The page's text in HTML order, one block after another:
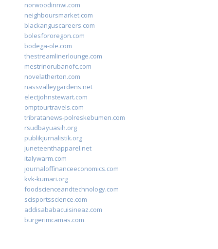
norwoodinnwi.com
neighboursmarket.com
blackanguscareers.com
bolesfororegon.com
bodega-ole.com
thestreamlinerlounge.com
mestrinorubanofc.com
novelatherton.com
nassvalleygardens.net
electjohnstewart.com
omptourtravels.com
tribratanews-polreskebumen.com
rsudbayuasih.org
publikjurnalistik.org
juneteenthapparel.net
italywarm.com
journaloffinanceeconomics.com
kvk-kumari.org
foodscienceandtechnology.com
scisportsscience.com
addisababacuisineaz.com
burgerimcamas.com